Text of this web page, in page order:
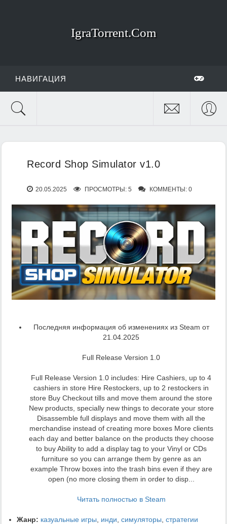
IgraTorrent.Com
НАВИГАЦИЯ
Record Shop Simulator v1.0
20.05.2025 ПРОСМОТРЫ: 5 КОММЕНТЫ: 0
Последняя информация об изменениях из Steam от
21.04.2025
Full Release Version 1.0
Full Release Version 1.0 includes: Hire Cashiers, up to 4
cashiers in store Hire Restockers, up to 2 restockers in
store Buy Checkout tills and move them around the store
New products, specially new things to decorate your store
Disassemble full displays and move them with all the
merchandise instead of creating more boxes More clients
each day and better balance on the products they choose
to buy Ability to add a display tag to your Vinyl or CDs
furniture so you can arrange them by genre as an
example Throw boxes into the trash bins even if they are
open (no more closing them in order to disp...
Читать полностью в Steam
Жанр: казуальные игры инди симуляторы стратегии